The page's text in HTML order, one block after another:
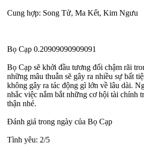
Cung hợp: Song Tử, Ma Kết, Kim Ngưu
Bọ Cạp 0.20909090909091
Bọ Cạp sẽ khởi đầu tương đối chậm rãi
những mâu thuẫn sẽ gây ra nhiều sự bất
không gây ra tác động gì lớn về lâu dài.
nhắc việc nắm bắt những cơ hội tài chính
thận nhé.
Đánh giá trong ngày của Bọ Cạp
Tình yêu: 2/5